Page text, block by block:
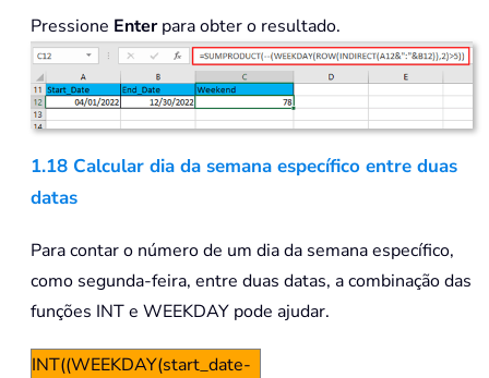
Pressione Enterpara obter o resultado.
1.18 Calcular dia da semana específico entre duas
datas
Para contar o número de um dia da semana específico,
como segunda-feira, entre duas datas, a combinação das
funções INT e WEEKDAY pode ajudar.
INT((WEEKDAY(start_date-